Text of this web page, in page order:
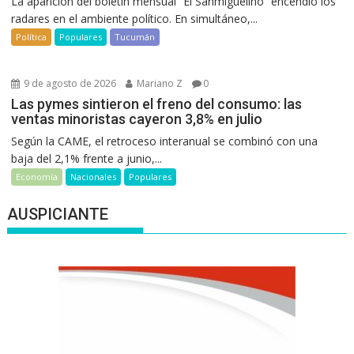
radares en el ambiente político. En simultáneo,...
Política Populares Tucumán
9 de agosto de 2026 Mariano Z 0
Las pymes sintieron el freno del consumo: las
ventas minoristas cayeron 3,8% en julio
Según la CAME, el retroceso interanual se combinó con una
baja del 2,1% frente a junio,...
Economía Nacionales Populares
AUSPICIANTE